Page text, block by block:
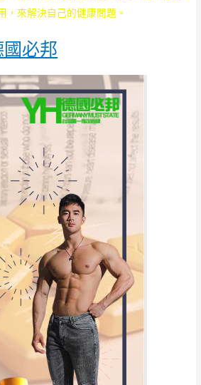
，來解決自己的健康問題。
國必邦